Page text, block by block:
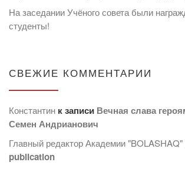
На заседании Учёного совета были
студенты!
СВЕЖИЕ КОММЕНТАРИИ
Константин к записи Вечная слава
Семен Андрианович
Главный редактор Академии "BOLASHAQ"
publication